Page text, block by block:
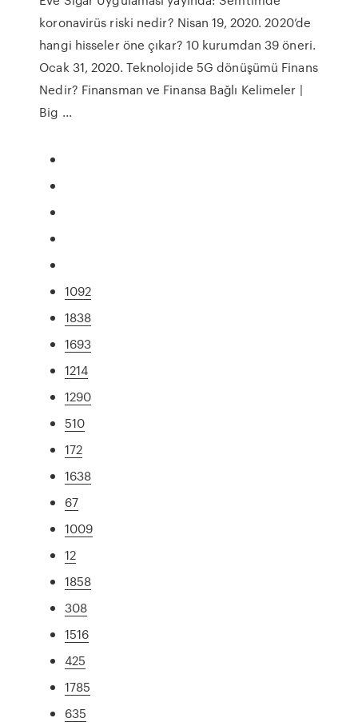
koronavirüs riski nedir? Nisan 19, 2020. 2020’de
hangi hisseler öne çıkar? 10 kurumdan 39 öneri.
Ocak 31, 2020. Teknolojide 5G dönüşümü Finans
Nedir? Finansman ve Finansa Bağlı Kelimeler |
Big ...
1092
1838
1693
1214
1290
510
172
1638
67
1009
12
1858
308
1516
425
1785
635